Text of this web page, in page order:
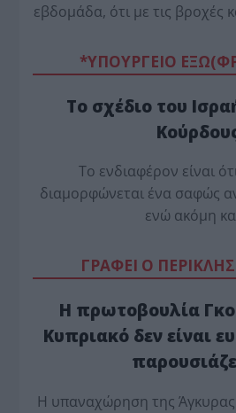
εβδομάδα, ότι με τις βροχές
*ΥΠΟΥΡΓΕΙΟ
Το σχέδιο του
Το ενδιαφέρον είναι
διαμορφώνεται ένα σαφώς
ενώ ακόμη
ΓΡΑΦΕΙ Ο
Η πρωτοβουλία
Κυπριακό δεν είναι
Η υπαναχώρηση της